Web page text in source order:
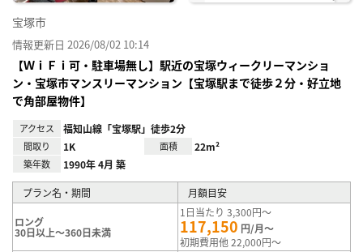
宝塚市
情報更新日 2026/08/02 10:14
【ＷｉＦｉ可・駐車場無し】駅近の宝塚ウィークリーマンショ
ン・宝塚市マンスリーマンション【宝塚駅まで徒歩２分・好立地
で角部屋物件】
アクセス 福知山線「宝塚駅」徒歩2分
間取り 1K 面積 22m²
築年数 1990年 4月 築
プラン名・期間 月額目安
ロング
30日以上～360日未満
1日当たり 3,300円～
117,150 円/月～
初期費用他 22,000円～